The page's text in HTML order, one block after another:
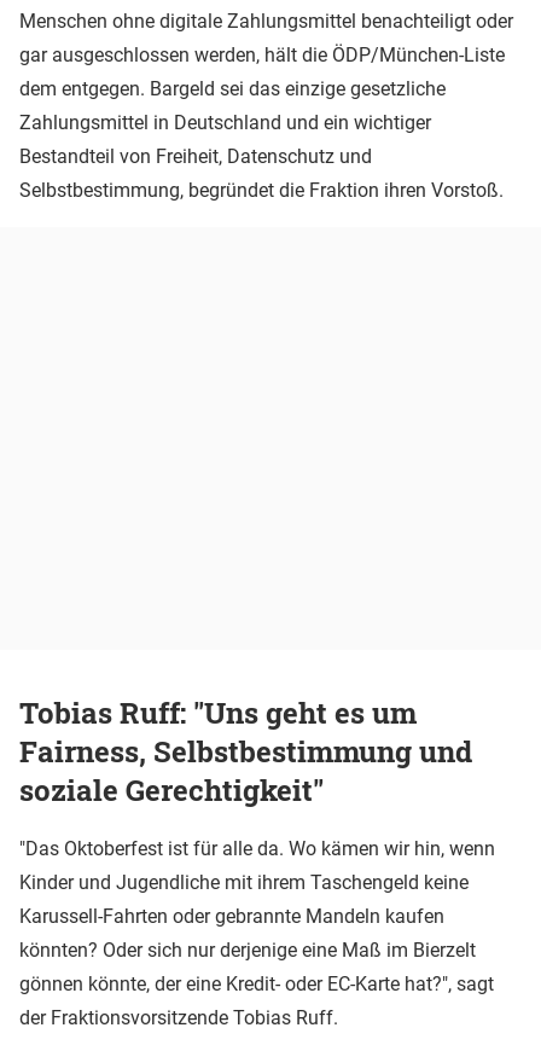
Menschen ohne digitale Zahlungsmittel benachteiligt oder
gar ausgeschlossen werden, hält die ÖDP/München-Liste
dem entgegen. Bargeld sei das einzige gesetzliche
Zahlungsmittel in Deutschland und ein wichtiger
Bestandteil von Freiheit, Datenschutz und
Selbstbestimmung, begründet die Fraktion ihren Vorstoß.
Tobias Ruff: "Uns geht es um
Fairness, Selbstbestimmung und
soziale Gerechtigkeit"
"Das Oktoberfest ist für alle da. Wo kämen wir hin, wenn
Kinder und Jugendliche mit ihrem Taschengeld keine
Karussell-Fahrten oder gebrannte Mandeln kaufen
könnten? Oder sich nur derjenige eine Maß im Bierzelt
gönnen könnte, der eine Kredit- oder EC-Karte hat?", sagt
der Fraktionsvorsitzende Tobias Ruff.